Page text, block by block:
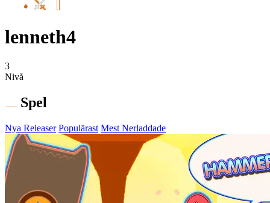
lenneth4
3
Nivå
Spel
Nya Releaser Populärast Mest Nerladdade